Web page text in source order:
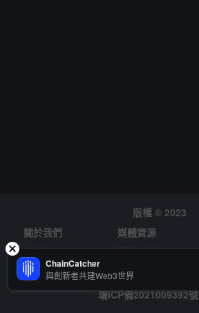
版權 © 2023
關於我們
媒體資源
風險提示
徵才
瓊ICP備2021009392號
ChainCatcher
與創新者共建Web3世界